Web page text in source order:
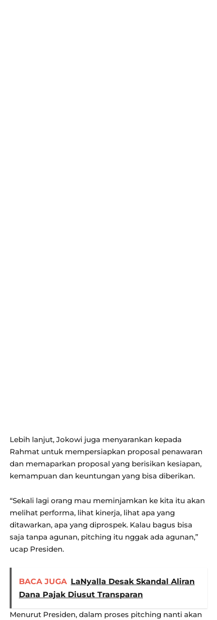
Lebih lanjut, Jokowi juga menyarankan kepada
Rahmat untuk mempersiapkan proposal penawaran
dan memaparkan proposal yang berisikan kesiapan,
kemampuan dan keuntungan yang bisa diberikan.
“Sekali lagi orang mau meminjamkan ke kita itu akan
melihat performa, lihat kinerja, lihat apa yang
ditawarkan, apa yang diprospek. Kalau bagus bisa
saja tanpa agunan, pitching itu nggak ada agunan,”
ucap Presiden.
BACA JUGA LaNyalla Desak Skandal Aliran
Dana Pajak Diusut Transparan
Menurut Presiden, dalam proses pitching nanti akan